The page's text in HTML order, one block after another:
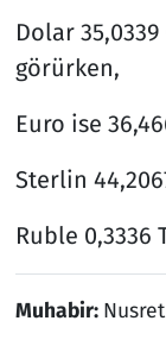
Dolar
görürken,
Euro ise
Sterlin
Ruble 0,3336
Muhabir:
Savunma
Seçim 2023
Spor
Teknoloji